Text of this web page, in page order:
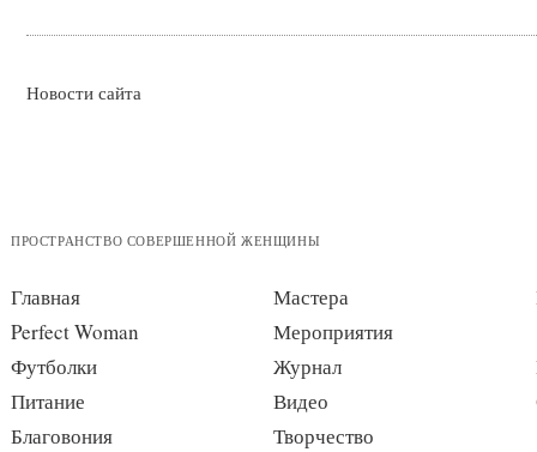
Новости сайта
ПРОСТРАНСТВО СОВЕРШЕННОЙ ЖЕНЩИНЫ
Главная
Perfect Woman
Футболки
Питание
Благовония
Мастера
Мероприятия
Журнал
Видео
Творчество